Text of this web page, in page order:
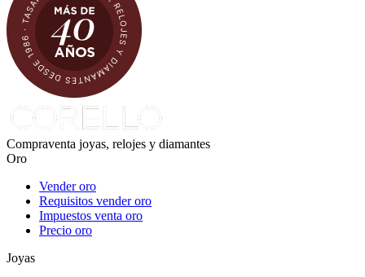
Compraventa joyas, relojes y diamantes
Oro
Vender oro
Requisitos vender oro
Impuestos venta oro
Precio oro
Joyas